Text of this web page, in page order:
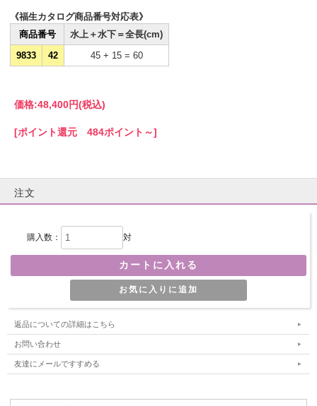
《福生カタログ商品番号対応表》
商品番号
水上＋水下＝全長(cm)
9833
42 45 + 15 = 60
価格:48,400円(税込)
[ポイント還元 484ポイント～]
注文
購入数： 対
返品についての詳細はこちら
お問い合わせ
友達にメールですすめる